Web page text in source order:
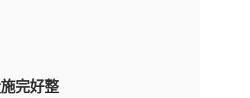
完好整